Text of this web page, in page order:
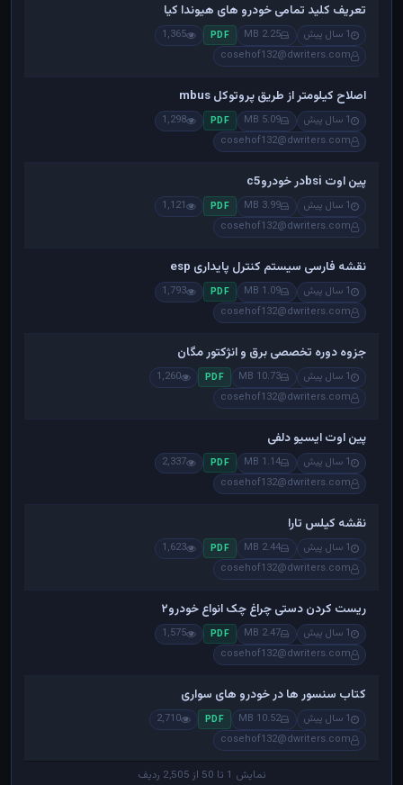
تعریف کلید تمامی خودرو های هیوندا کیا
1 سال پیش 2.25 MB
PDF
1,365
cosehof132@dwriters.com
اصلاح کیلومتر از طریق پروتوکل mbus
1 سال پیش 5.09 MB
PDF
1,298
cosehof132@dwriters.com
پین اوت bsiدر خودروc5
1 سال پیش 3.99 MB
PDF
1,121
cosehof132@dwriters.com
نقشه فارسی سیستم کنترل پایداری esp
1 سال پیش 1.09 MB
PDF
1,793
cosehof132@dwriters.com
جزوه دوره تخصصی برق و انژکتور مگان
1 سال پیش 10.73 MB
PDF
1,260
cosehof132@dwriters.com
پین اوت ایسیو دلفی
1 سال پیش 1.14 MB
PDF
2,337
cosehof132@dwriters.com
نقشه کیلس تارا
1 سال پیش 2.44 MB
PDF
1,623
cosehof132@dwriters.com
ریست کردن دستی چراغ چک انواع خودرو۲
1 سال پیش 2.47 MB
PDF
1,575
cosehof132@dwriters.com
کتاب سنسور ها در خودرو های سواری
1 سال پیش 10.52 MB
PDF
2,710
cosehof132@dwriters.com
نمایش 1 تا 50 از 2,505 ردیف